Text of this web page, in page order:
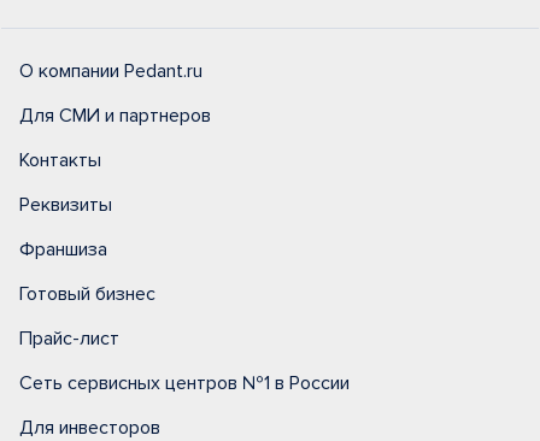
О компании Pedant.ru
Для СМИ и партнеров
Контакты
Реквизиты
Франшиза
Готовый бизнес
Прайс-лист
Сеть сервисных центров №1 в России
Для инвесторов